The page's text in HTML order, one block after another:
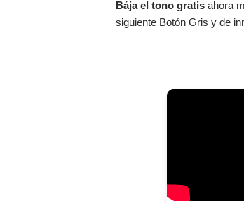
Bája el tono gratis ahora
siguiente Botón Gris y de